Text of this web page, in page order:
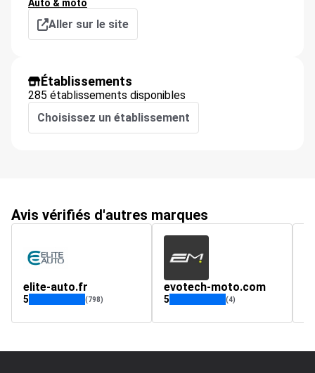
Auto & moto
Aller sur le site
Établissements
285 établissements disponibles
Choisissez un établissement
Avis vérifiés d'autres marques
elite-auto.fr
5 (798)
evotech-moto.com
5 (4)